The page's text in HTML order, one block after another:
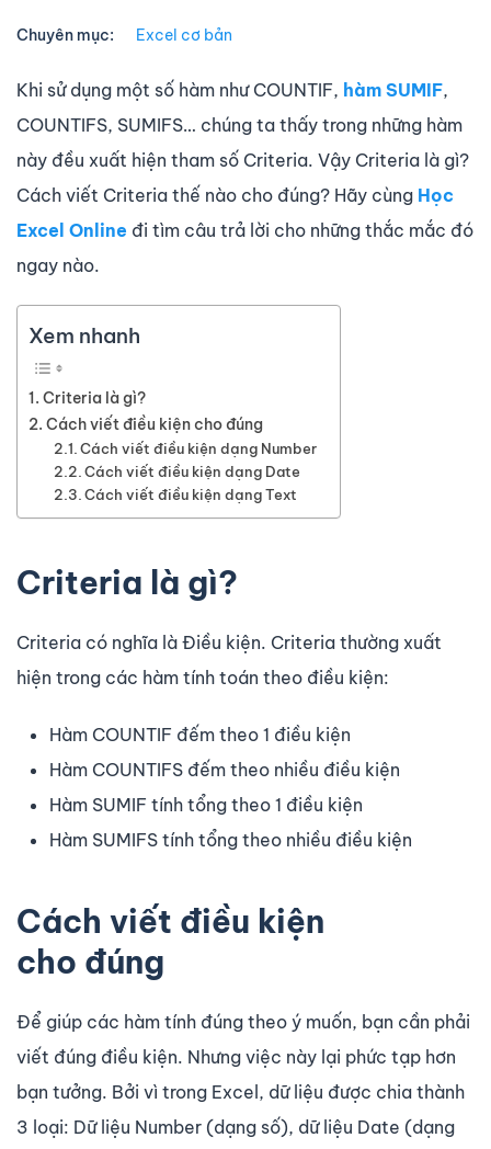
Chuyên mục: Excel cơ bản
Khi sử dụng một số hàm như COUNTIF, hàm SUMIF,
COUNTIFS, SUMIFS… chúng ta thấy trong những hàm
này đều xuất hiện tham số Criteria. Vậy Criteria là gì?
Cách viết Criteria thế nào cho đúng? Hãy cùng Học
Excel Online đi tìm câu trả lời cho những thắc mắc đó
ngay nào.
Xem nhanh
Criteria là gì?
Cách viết điều kiện cho đúng
Cách viết điều kiện dạng Number
Cách viết điều kiện dạng Date
Cách viết điều kiện dạng Text
Criteria là gì?
Criteria có nghĩa là Điều kiện. Criteria thường xuất
hiện trong các hàm tính toán theo điều kiện:
Hàm COUNTIF đếm theo 1 điều kiện
Hàm COUNTIFS đếm theo nhiều điều kiện
Hàm SUMIF tính tổng theo 1 điều kiện
Hàm SUMIFS tính tổng theo nhiều điều kiện
Cách viết điều kiện
cho đúng
Để giúp các hàm tính đúng theo ý muốn, bạn cần phải
viết đúng điều kiện. Nhưng việc này lại phức tạp hơn
bạn tưởng. Bởi vì trong Excel, dữ liệu được chia thành
3 loại: Dữ liệu Number (dạng số), dữ liệu Date (dạng